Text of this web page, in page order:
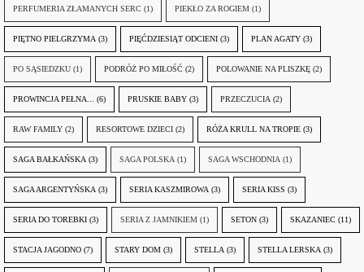
PERFUMERIA ZŁAMANYCH SERC (1) PIEKŁO ZA ROGIEM (1)
PIĘTNO PIELGRZYMA (3) PIĘĆDZIESIĄT ODCIENI (3) PLAN AGATY (3)
PO SĄSIEDZKU (1) PODRÓŻ PO MIŁOŚĆ (2) POLOWANIE NA PLISZKĘ (2)
PROWINCJA PEŁNA... (6) PRUSKIE BABY (3) PRZECZUCIA (2)
RAW FAMILY (2) RESORTOWE DZIECI (2) RÓŻA KRULL NA TROPIE (3)
SAGA BAŁKAŃSKA (3) SAGA POLSKA (1) SAGA WSCHODNIA (1)
SAGA ARGENTYŃSKA (3) SERIA KASZMIROWA (3) SERIA KISS (3)
SERIA DO TOREBKI (3) SERIA Z JAMNIKIEM (1) SETON (3) SKAZANIEC (11)
STACJA JAGODNO (7) STARY DOM (3) STELLA (3) STELLA LERSKA (3)